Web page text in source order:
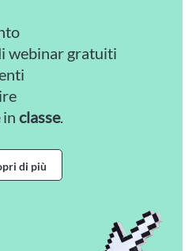
webinar gratuiti
in classe.
di più